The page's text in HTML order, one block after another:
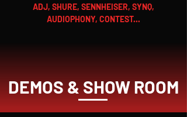
ADJ, SHURE, SENNHEISER, SYNQ,
AUDIOPHONY, CONTEST...
DEMOS & SHOW ROOM